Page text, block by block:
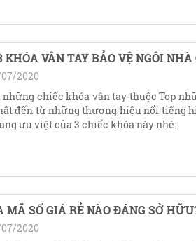
KHÓA VÂN TAY BẢO VỆ NGÔI
2020
những chiếc khóa vân tay thuộc Top
đến từ những thương hiệu nổi tiếng
ưu việt của 3 chiếc khóa này nhé:
MÃ SỐ GIÁ RẺ NÀO ĐÁNG SỞ
2020